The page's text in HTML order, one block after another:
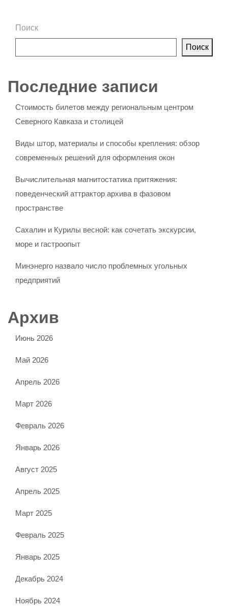
Поиск
Поиск
Последние записи
Стоимость билетов между региональным центром
Северного Кавказа и столицей
Виды штор, материалы и способы крепления: обзор
современных решений для оформления окон
Вычислительная магнитостатика притяжения:
поведенческий аттрактор архива в фазовом
пространстве
Сахалин и Курилы весной: как сочетать экскурсии,
море и гастроопыт
Минэнерго назвало число проблемных угольных
предприятий
Архив
Июнь 2026
Май 2026
Апрель 2026
Март 2026
Февраль 2026
Январь 2026
Август 2025
Апрель 2025
Март 2025
Февраль 2025
Январь 2025
Декабрь 2024
Ноябрь 2024